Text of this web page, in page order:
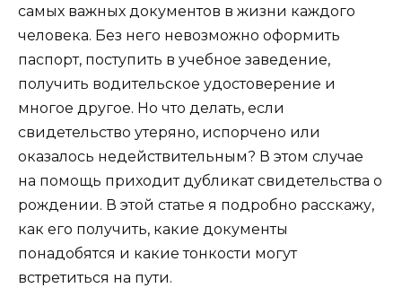
самых важных документов в жизни каждого
человека. Без него невозможно оформить
паспорт, поступить в учебное заведение,
получить водительское удостоверение и
многое другое. Но что делать, если
свидетельство утеряно, испорчено или
оказалось недействительным? В этом случае
на помощь приходит дубликат свидетельства о
рождении. В этой статье я подробно расскажу,
как его получить, какие документы
понадобятся и какие тонкости могут
встретиться на пути.